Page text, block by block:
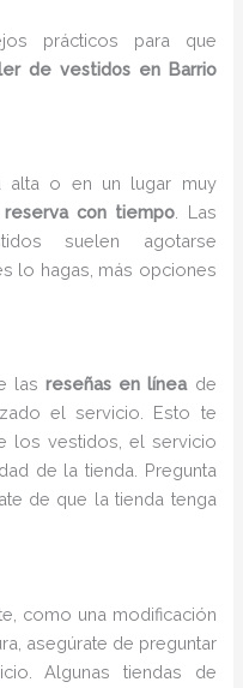
prácticos para que
de vestidos en Barrio
alta o en un lugar muy
reserva con tiempo . Las
suelen agotarse
lo hagas, más opciones
lasreseñas en líneade
el servicio. Esto te
los vestidos, el servicio
de la tienda. Pregunta
de que la tienda tenga
como una modificación
asegúrate de preguntar
Algunas tiendas de